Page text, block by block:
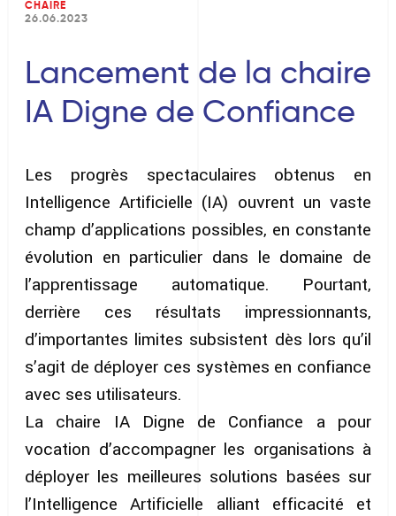
CHAIRE
26.06.2023
Lancement de la chaire
IA Digne de Confiance
Les progrès spectaculaires obtenus en
Intelligence Artificielle (IA) ouvrent un vaste
champ d’applications possibles, en constante
évolution en particulier dans le domaine de
l’apprentissage automatique. Pourtant,
derrière ces résultats impressionnants,
d’importantes limites subsistent dès lors qu’il
s’agit de déployer ces systèmes en confiance
avec ses utilisateurs.
La chaire IA Digne de Confiance a pour
vocation d’accompagner les organisations à
déployer les meilleures solutions basées sur
l’Intelligence Artificielle alliant efficacité et